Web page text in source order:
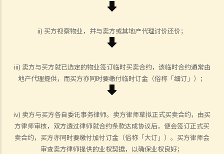
ii) 买方视察物业，并与卖方或其地产代理讨价还价；
iii) 卖方与买方就已选定的物业签订临时买卖合约，该临时合约通常由
地产代理提供，而买方亦同时要缴付临时订金（俗称「细订」）；
iv) 卖方与买方各自委讬事务律师。卖方律师草拟正式买卖合约，由买
方律师审核，双方透过律师就合约条款达成协议后，便会签订正式买
卖合约，买方亦同时要缴付加付订金（俗称「大订」）。买方律师会
审查卖方律师提供的业权契据，以确保业权良好；